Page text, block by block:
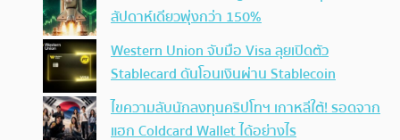
สัปดาห์เดียวพุ่งกว่า 150%
Western Union จับมือ Visa ลุยเปิดตัว
Stablecard ดันโอนเงินผ่าน Stablecoin
ไขความลับนักลงทุนคริปโทฯ เกาหลีใต้! รอดจาก
แฮก Coldcard Wallet ได้อย่างไร